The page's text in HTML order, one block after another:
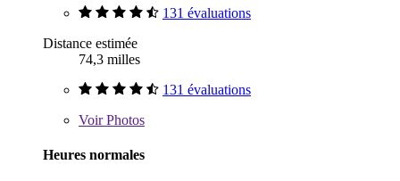
131 évaluations
Distance estimée
74,3 milles
131 évaluations
VoirPhotos
Heures normales